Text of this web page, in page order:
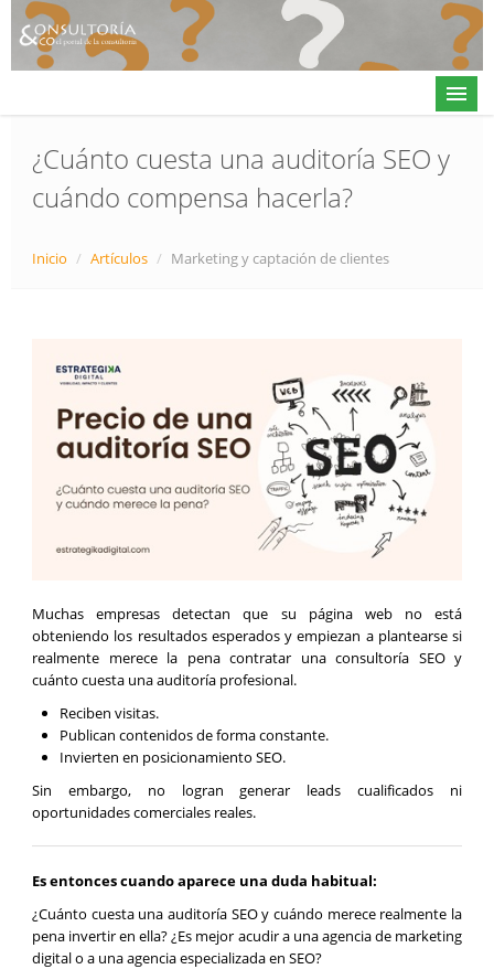
Actualidad
¿Cuánto cuesta una auditoría SEO y
cuándo compensa hacerla?
Inicio / Artículos / Marketing y captación de clientes
Muchas empresas detectan que su página web no está
obteniendo los resultados esperados y empiezan a plantearse si
realmente merece la pena contratar una consultoría SEO y
cuánto cuesta una auditoría profesional.
Reciben visitas.
Publican contenidos de forma constante.
Invierten en posicionamiento SEO.
Sin embargo, no logran generar leads cualificados ni
oportunidades comerciales reales.
Es entonces cuando aparece una duda habitual:
¿Cuánto cuesta una auditoría SEO y cuándo merece realmente la
pena invertir en ella? ¿Es mejor acudir a una agencia de marketing
digital o a una agencia especializada en SEO?